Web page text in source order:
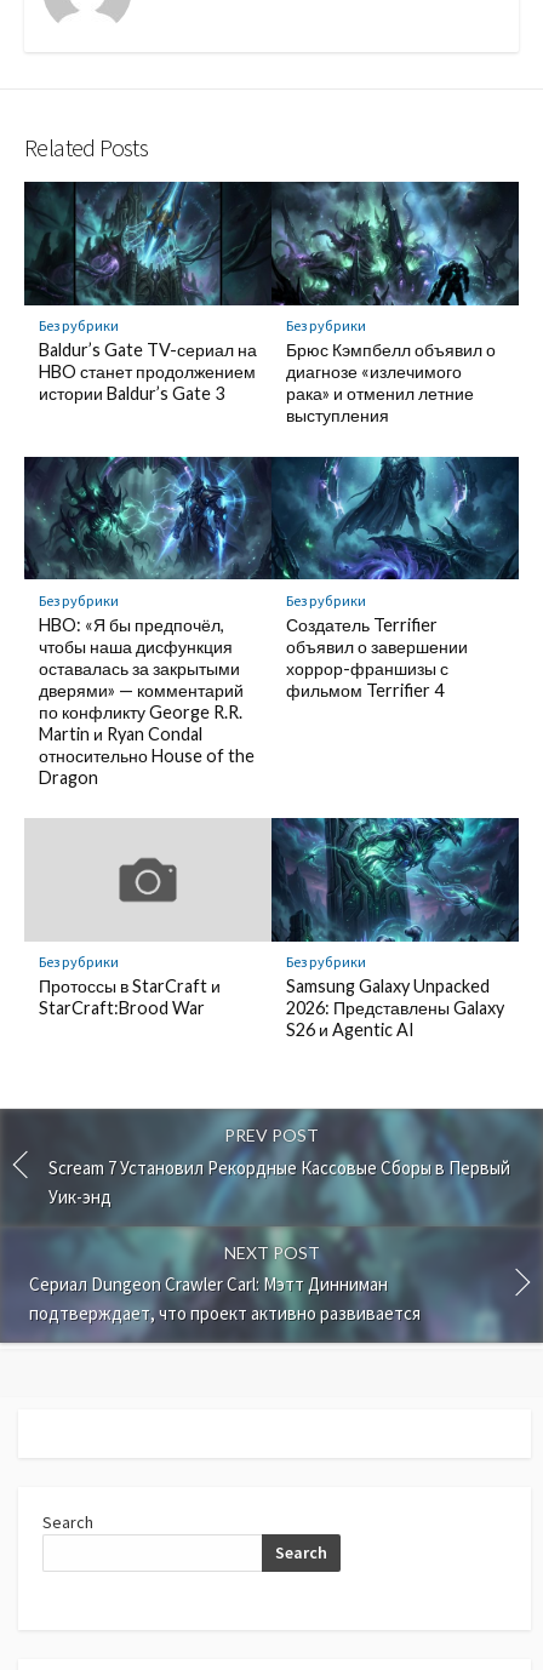
Related Posts
Без рубрики
Baldur’s Gate TV-сериал на
HBO станет продолжением
истории Baldur’s Gate 3
Без рубрики
Брюс Кэмпбелл объявил о
диагнозе «излечимого
рака» и отменил летние
выступления
Без рубрики
HBO: «Я бы предпочёл,
чтобы наша дисфункция
оставалась за закрытыми
дверями» — комментарий
по конфликту George R.R.
Martin и Ryan Condal
относительно House of the
Dragon
Без рубрики
Создатель Terrifier
объявил о завершении
хоррор-франшизы с
фильмом Terrifier 4
Без рубрики
Протоссы в StarCraft и
StarCraft:Brood War
Без рубрики
Samsung Galaxy Unpacked
2026: Представлены Galaxy
S26 и Agentic AI
PREV POST
Scream 7 Установил Рекордные Кассовые Сборы в Первый
Уик-энд
NEXT POST
Сериал Dungeon Crawler Carl: Мэтт Динниман
подтверждает, что проект активно развивается
Search
Search